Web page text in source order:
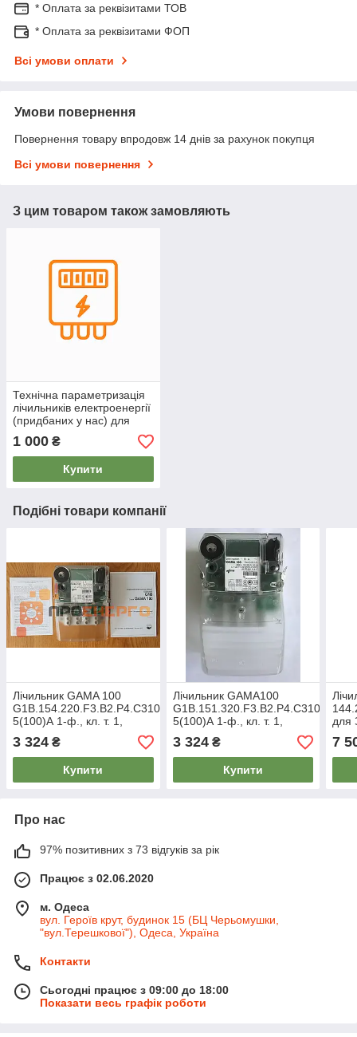
* Оплата за реквізитами ТОВ
* Оплата за реквізитами ФОП
Всі умови оплати
Умови повернення
Повернення товару впродовж 14 днів за рахунок покупця
Всі умови повернення
З цим товаром також замовляють
Технічна параметризація
лічильників електроенергії
(придбаних у нас) для
садових товариств та
кооперативів
1 000 ₴
Купити
Подібні товари компанії
Лічильник GAMA 100
G1B.154.220.F3.B2.P4.C310.V1,
5(100)А 1-ф., кл. т. 1,
багатотарифний, Elgama
3 324 ₴
Купити
Лічильник GAMA100
G1B.151.320.F3.B2.P4.C310.V1,
5(100)А 1-ф., кл. т. 1,
багатотарифний, Elgama
3 324₴
Купити
для
кл.
7
Про нас
97% позитивних з 73 відгуків за рік
Працює з 02.06.2020
м. Одеса
вул. Героїв крут, будинок 15 (БЦ Черьомушки,
"вул.Терешкової"), Одеса, Україна
Контакти
Сьогодні працює з 09:00 до 18:00
Показати весь графік роботи